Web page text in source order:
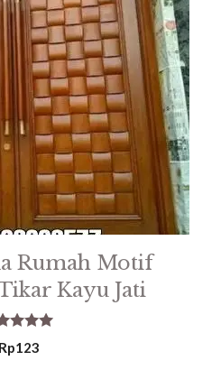
Rumah Motif
Kayu Jati
5.00
out of 5
Rp123